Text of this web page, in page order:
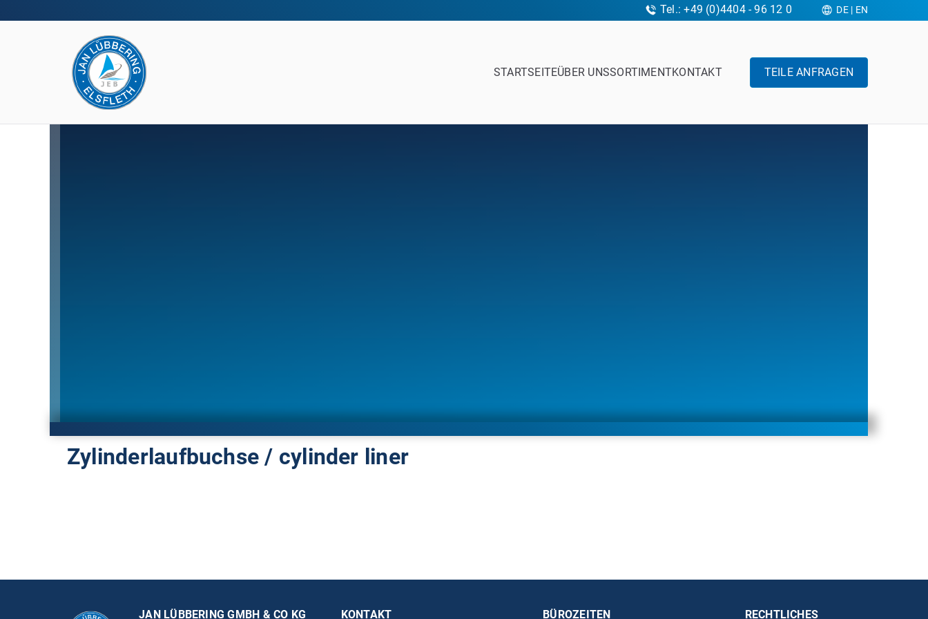
Tel.: +49 (0)4404 - 96 12 0 DE| EN
STARTSEITEÜBER UNSSORTIMENTKONTAKT TEILE ANFRAGEN
Zylinderlaufbuchse / cylinder liner
JAN LÜBBERING GMBH & CO KG KONTAKT BÜROZEITEN RECHTLICHES